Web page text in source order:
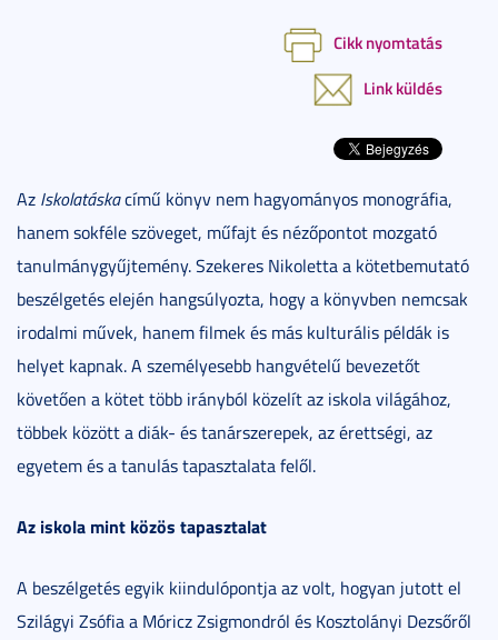
Cikk nyomtatás
Link küldés
Az Iskolatáskacímű könyv nem hagyományos monográfia,
hanem sokféle szöveget, műfajt és nézőpontot mozgató
tanulmánygyűjtemény. Szekeres Nikoletta a kötetbemutató
beszélgetés elején hangsúlyozta, hogy a könyvben nemcsak
irodalmi művek, hanem filmek és más kulturális példák is
helyet kapnak. A személyesebb hangvételű bevezetőt
követően a kötet több irányból közelít az iskola világához,
többek között a diák- és tanárszerepek, az érettségi, az
egyetem és a tanulás tapasztalata felől.
Az iskola mint közös tapasztalat
A beszélgetés egyik kiindulópontja az volt, hogyan jutott el
Szilágyi Zsófia a Móricz Zsigmondról és Kosztolányi Dezsőről